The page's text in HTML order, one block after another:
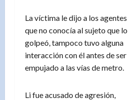
La víctima le dijo a los agentes
que no conocía al sujeto que lo
golpeó, tampoco tuvo alguna
interacción con él antes de ser
empujado a las vías de metro.
Li fue acusado de agresión,